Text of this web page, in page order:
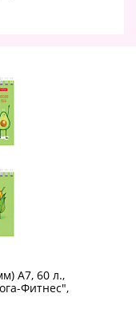
А7, 60 л.,
Фитнес",